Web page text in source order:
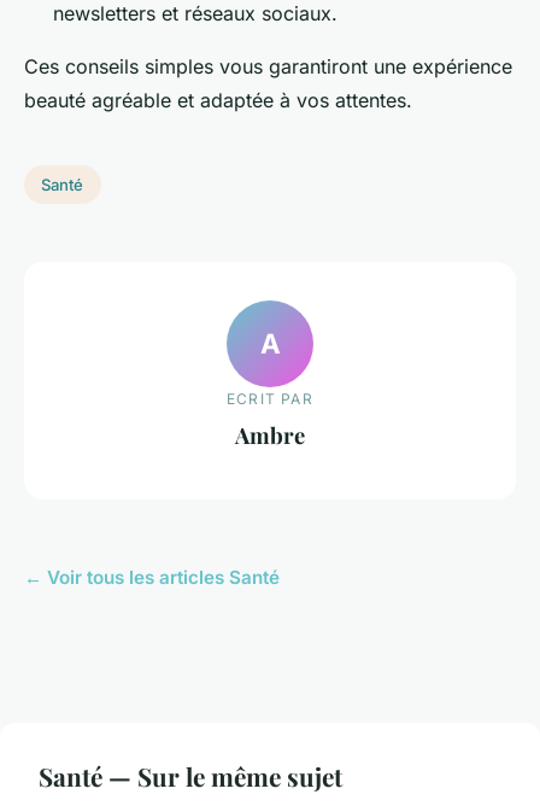
newsletters et réseaux sociaux.
Ces conseils simples vous garantiront une expérience
beauté agréable et adaptée à vos attentes.
Santé
A
ECRIT PAR
Ambre
← Voir tous les articles Santé
Santé — Sur le même sujet